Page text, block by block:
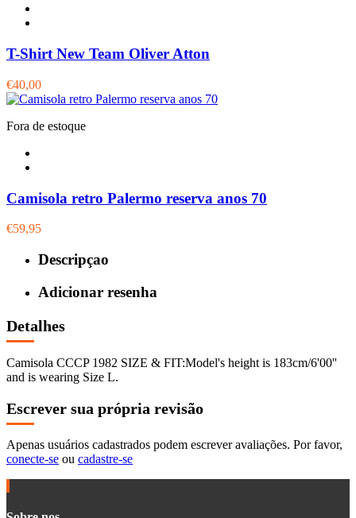
T-Shirt New Team Oliver Atton
€40,00
Fora de estoque
Camisola retro Palermo reserva anos 70
€59,95
Descripçao
Adicionar resenha
Detalhes
Camisola CCCP 1982 SIZE & FIT:Model's height is 183cm/6'00''
and is wearing Size L.
Escrever sua própria revisão
Apenas usuários cadastrados podem escrever avaliações. Por favor,
conecte-se ou cadastre-se